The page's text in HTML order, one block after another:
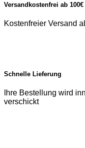
Versandkostenfrei ab 100€
Kostenfreier Versand
Schnelle Lieferung
Ihre Bestellung wird
verschickt